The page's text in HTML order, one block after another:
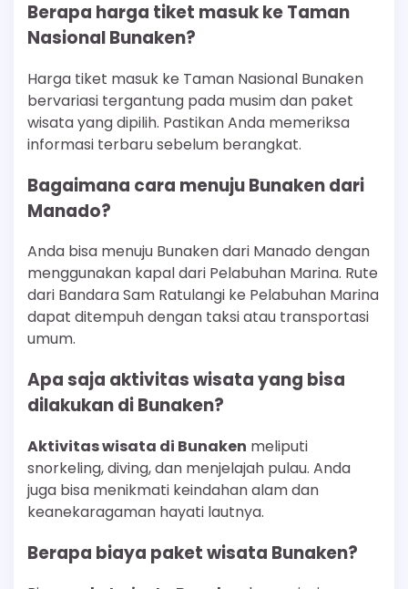
Berapa harga tiket masuk ke Taman
Nasional Bunaken?
Harga tiket masuk ke Taman Nasional Bunaken
bervariasi tergantung pada musim dan paket
wisata yang dipilih. Pastikan Anda memeriksa
informasi terbaru sebelum berangkat.
Bagaimana cara menuju Bunaken dari
Manado?
Anda bisa menuju Bunaken dari Manado dengan
menggunakan kapal dari Pelabuhan Marina. Rute
dari Bandara Sam Ratulangi ke Pelabuhan Marina
dapat ditempuh dengan taksi atau transportasi
umum.
Apa saja aktivitas wisata yang bisa
dilakukan di Bunaken?
Aktivitas wisata di Bunaken meliputi
snorkeling, diving, dan menjelajah pulau. Anda
juga bisa menikmati keindahan alam dan
keanekaragaman hayati lautnya.
Berapa biaya paket wisata Bunaken?